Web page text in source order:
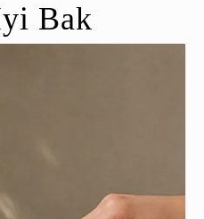
Bak